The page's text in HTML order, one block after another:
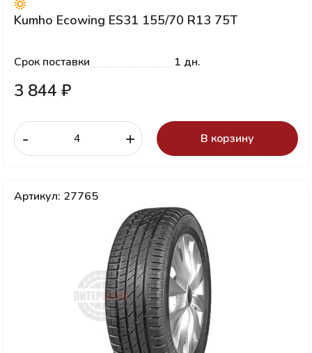
Kumho Ecowing ES31 155/70 R13 75T
Срок поставки 1 дн.
3 844 ₽
- + В корзину
Артикул: 27765